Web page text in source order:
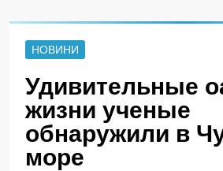
НОВИНИ
Удивительные
жизни ученые
обнаружили в
море